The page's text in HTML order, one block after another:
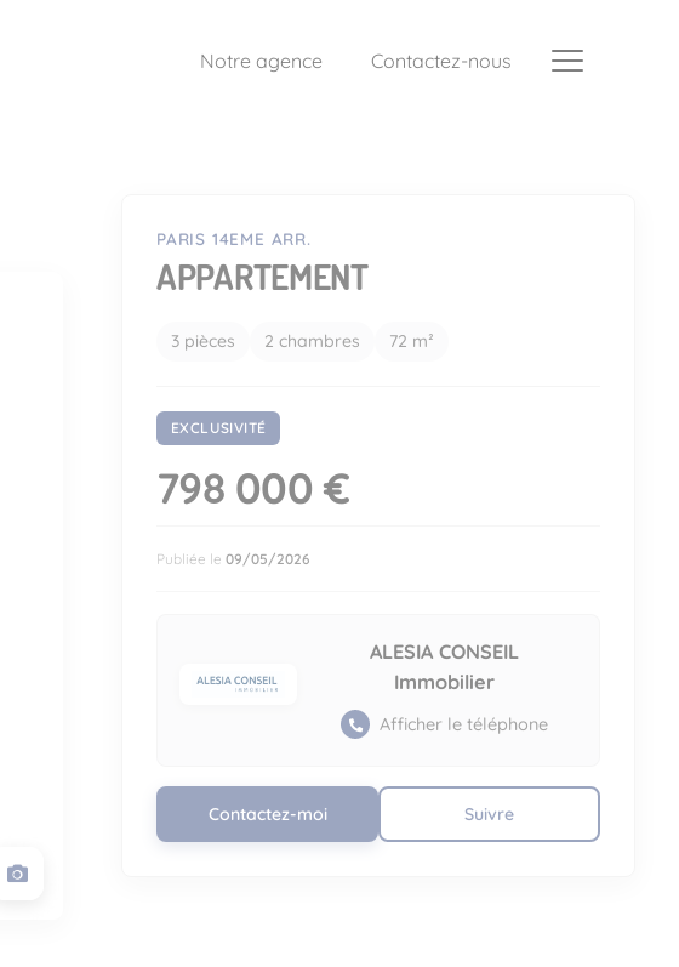
Notre agence Contactez-nous
PARIS 14EME ARR.
APPARTEMENT
3 pièces 2 chambres 72 m²
EXCLUSIVITÉ
798 000 €
Publiée le 09/05/2026
ALESIA CONSEIL
Immobilier
Afficher le téléphone
Contactez-moi Suivre